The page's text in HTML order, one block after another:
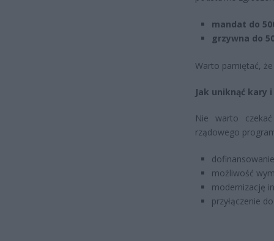
mandat do
grzywna do
Warto pamiętać,
Jak uniknąć kary
Nie warto
rządowego
możliwość
modernizację
przyłączenie